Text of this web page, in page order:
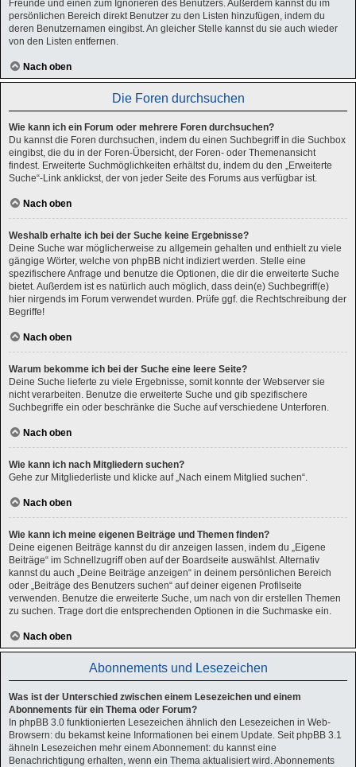
Freunde und einen zum Ignorieren des Benutzers. Außerdem kannst du im
persönlichen Bereich direkt Benutzer zu den Listen hinzufügen, indem du
deren Benutzernamen eingibst. An gleicher Stelle kannst du sie auch wieder
von den Listen entfernen.
Nach oben
Die Foren durchsuchen
Wie kann ich ein Forum oder mehrere Foren durchsuchen?
Du kannst die Foren durchsuchen, indem du einen Suchbegriff in die Suchbox
eingibst, die du in der Foren-Übersicht, der Foren- oder Themenansicht
findest. Erweiterte Suchmöglichkeiten erhältst du, indem du den „Erweiterte
Suche“-Link anklickst, der von jeder Seite des Forums aus verfügbar ist.
Nach oben
Weshalb erhalte ich bei der Suche keine Ergebnisse?
Deine Suche war möglicherweise zu allgemein gehalten und enthielt zu viele
gängige Wörter, welche von phpBB nicht indiziert werden. Stelle eine
spezifischere Anfrage und benutze die Optionen, die dir die erweiterte Suche
bietet. Außerdem ist es natürlich auch möglich, dass dein(e) Suchbegriff(e)
hier nirgends im Forum verwendet wurden. Prüfe ggf. die Rechtschreibung der
Begriffe!
Nach oben
Warum bekomme ich bei der Suche eine leere Seite?
Deine Suche lieferte zu viele Ergebnisse, somit konnte der Webserver sie
nicht verarbeiten. Benutze die erweiterte Suche und gib spezifischere
Suchbegriffe ein oder beschränke die Suche auf verschiedene Unterforen.
Nach oben
Wie kann ich nach Mitgliedern suchen?
Gehe zur Mitgliederliste und klicke auf „Nach einem Mitglied suchen“.
Nach oben
Wie kann ich meine eigenen Beiträge und Themen finden?
Deine eigenen Beiträge kannst du dir anzeigen lassen, indem du „Eigene
Beiträge“ im Schnellzugriff oben auf der Boardseite auswählst. Alternativ
kannst du auch „Deine Beiträge anzeigen“ in deinem persönlichen Bereich
oder „Beiträge des Benutzers suchen“ auf deiner eigenen Profilseite
verwenden. Benutze die erweiterte Suche, um nach von dir erstellen Themen
zu suchen. Trage dort die entsprechenden Optionen in die Suchmaske ein.
Nach oben
Abonnements und Lesezeichen
Was ist der Unterschied zwischen einem Lesezeichen und einem
Abonnements für ein Thema oder Forum?
In phpBB 3.0 funktionierten Lesezeichen ähnlich den Lesezeichen in Web-
Browsern: du bekamst keine Informationen bei einem Update. Seit phpBB 3.1
ähneln Lesezeichen mehr einem Abonnement: du kannst eine
Benachrichtigung erhalten, wenn ein Thema aktualisiert wird. Abonnements